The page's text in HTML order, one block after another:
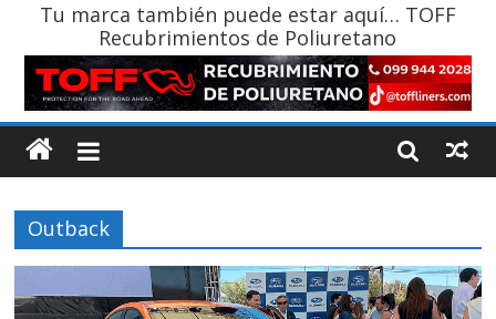
Tu marca también puede estar aquí… TOFF
Recubrimientos de Poliuretano
Outback